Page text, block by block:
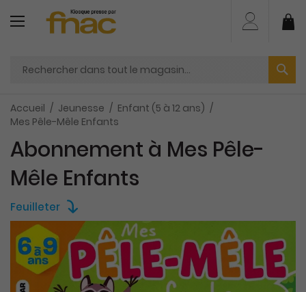
contenu
Accueil Jeunesse
Enfant (5 à 12 ans)
Mes Pêle-Mêle Enfants
Feuilleter
Abonnement à Mes Pêle-
Mêle Enfants